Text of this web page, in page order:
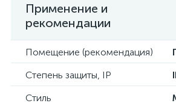
Применение и
рекомендации
Помещение (рекомендация)
Степень защиты, IP
Стиль